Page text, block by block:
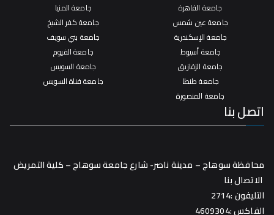
جامعة القاهرة
جامعة عين شمس
جامعة الإسكندرية
جامعة أسيوط
جامعة الزقازيق
جامعة طنطا
جامعة المنصورة
جامعة المنيا
جامعة كفر الشيخ
جامعة بني سويف
جامعة الفيوم
جامعة السويس
جامعة قناة السويس
اتصل بنا
محافظة سوهاج – مدينة ناصر- شارع جامعة سوهاج – كلية التمريض
الاتصال بنا
التليفون :2714
الفاكس :4609304